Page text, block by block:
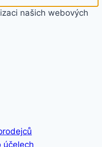
našich webových
účelech